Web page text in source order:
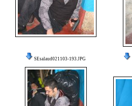
SEsalaud021103-193.JPG